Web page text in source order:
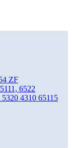
ZF
6522
4310 65115